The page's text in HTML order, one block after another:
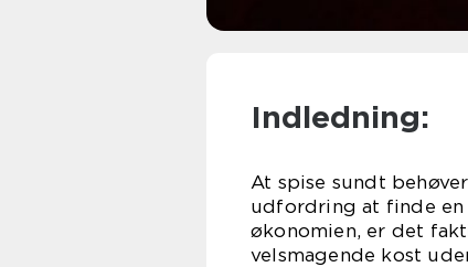
Indledning:
At spise sundt
udfordring at finde en
økonomien, er det
velsmagende kost